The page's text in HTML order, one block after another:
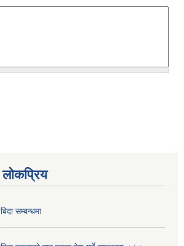
लोकप्रिय
बिदा सम्बन्धमा